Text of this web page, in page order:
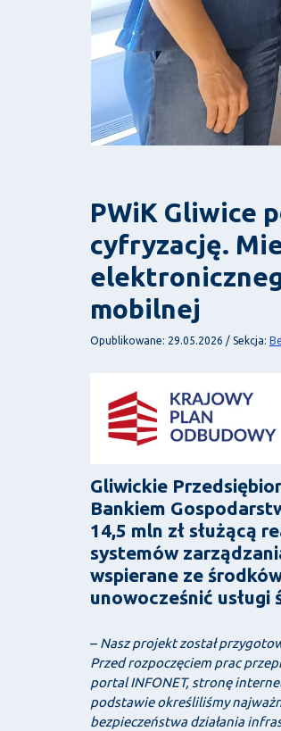
PWiK Gliwice
cyfryzację.
mobilnej
Opublikowane: 29.05.2026 / Sekcja:
Gliwickie
Bankiem
14,5 mln zł służącą
systemów
wspierane ze
unowocześnić
– Nasz projekt został
Przed rozpoczęciem prac
portal INFONET, stronę
podstawie określiliśmy
bezpieczeństwa działania